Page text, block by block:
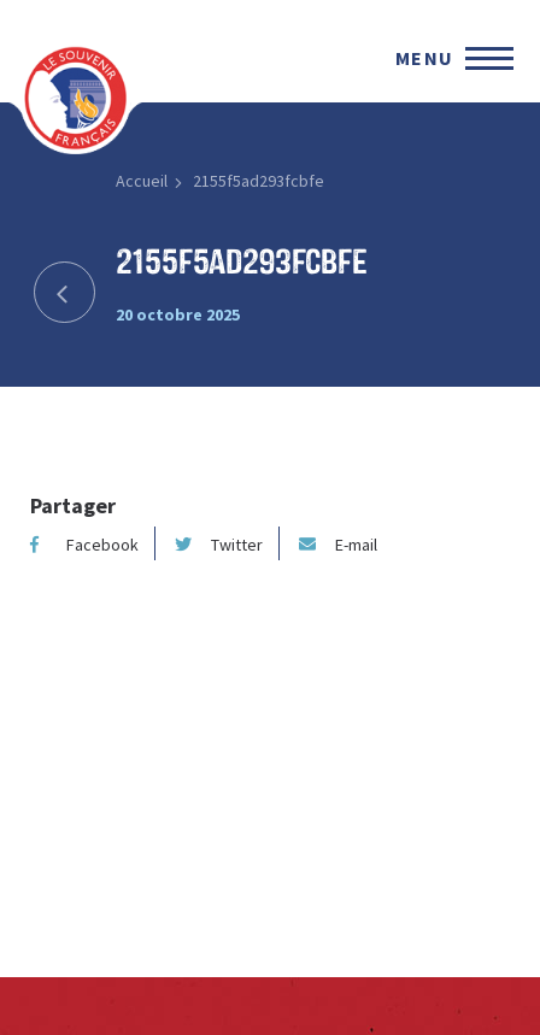
MENU
Accueil 2155f5ad293fcbfe
2155f5ad293fcbfe
20 octobre 2025
Partager
Facebook Twitter E-mail